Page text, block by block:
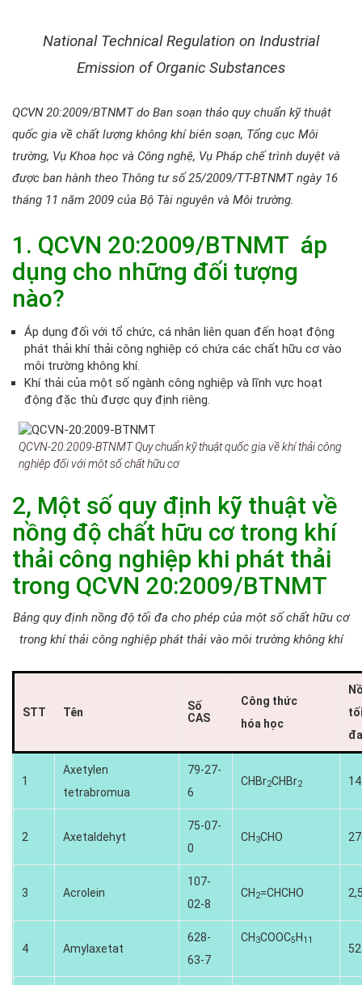
National Technical Regulation on Industrial
Emission of Organic Substances
QCVN 20:2009/BTNMT do Ban soạn thảo quy chuẩn kỹ thuật
quốc gia về chất lượng không khí biên soạn, Tổng cục Môi
trường, Vụ Khoa học và Công nghệ, Vụ Pháp chế trình duyệt và
được ban hành theo Thông tư số 25/2009/TT-BTNMT ngày 16
tháng 11 năm 2009 của Bộ Tài nguyên và Môi trường.
1. QCVN 20:2009/BTNMT áp
dụng cho những đối tượng
nào?
Áp dụng đối với tổ chức, cá nhân liên quan đến hoạt động
phát thải khí thải công nghiệp có chứa các chất hữu cơ vào
môi trường không khí.
Khí thải của một số ngành công nghiệp và lĩnh vực hoạt
động đặc thù được quy định riêng.
QCVN-20:2009-BTNMT Quy chuẩn kỹ thuật quốc gia về khí thải công
nghiệp đối với một số chất hữu cơ
2, Một số quy định kỹ thuật về
nồng độ chất hữu cơ trong khí
thải công nghiệp khi phát thải
trong QCVN 20:2009/BTNMT
Bảng quy định nồng độ tối đa cho phép của một số chất hữu cơ
trong khí thải công nghiệp phát thải vào môi trường không khí
STT Tên
Số
CAS
Công thức
hóa học
1
Axetylen
tetrabromua
79-27-
6
CHBr2CHBr2 14
2 Axetaldehyt
75-07-
0
CH3CHO
3 Acrolein
107-
02-8
CH2=CHCHO
4 Amylaxetat
628-
63-7
CH3COOC5H11